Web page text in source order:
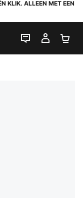
KLIK. ALLEEN MET EEN
LIVE CHAT
MIJN